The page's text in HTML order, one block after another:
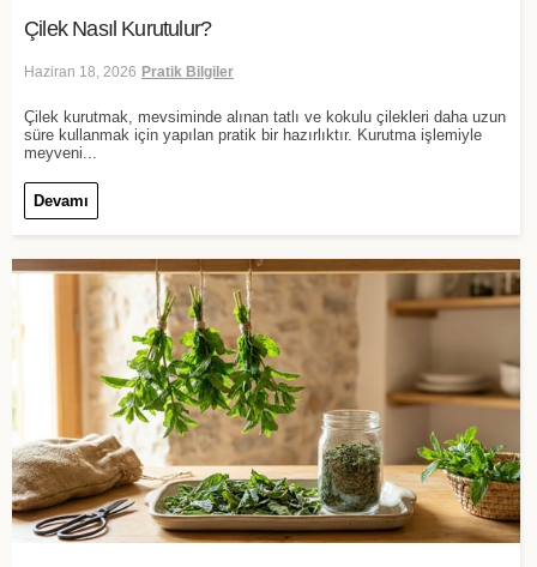
Çilek Nasıl Kurutulur?
Haziran 18, 2026 Pratik Bilgiler
Çilek kurutmak, mevsiminde alınan tatlı ve kokulu çilekleri daha uzun
süre kullanmak için yapılan pratik bir hazırlıktır. Kurutma işlemiyle
meyveni...
Devamı